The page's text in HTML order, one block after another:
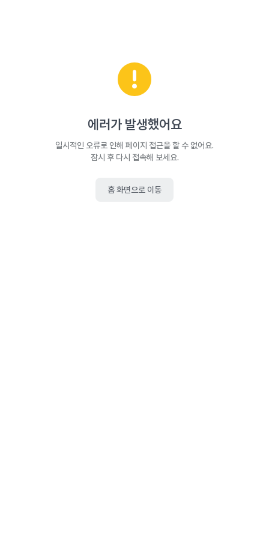
에러가 발생했어요
일시적인 오류로 인해 페이지 접근을 할 수 없어요.
잠시 후 다시 접속해 보세요.
홈 화면으로 이동